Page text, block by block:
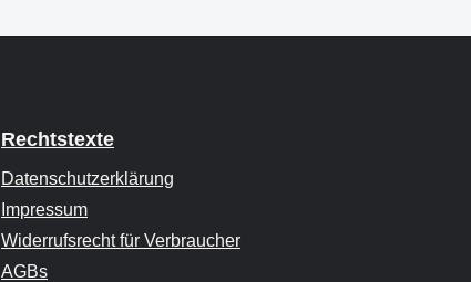
Rechtstexte
Datenschutzerklärung
Impressum
Widerrufsrecht für Verbraucher
AGBs